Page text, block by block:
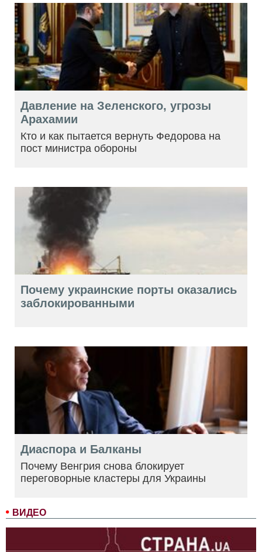
ВИДЕО
Давление на Зеленского, угрозы
Арахамии
Кто и как пытается вернуть Федорова на
пост министра обороны
Почему украинские порты оказались
заблокированными
Диаспора и Балканы
Почему Венгрия снова блокирует
переговорные кластеры для Украины